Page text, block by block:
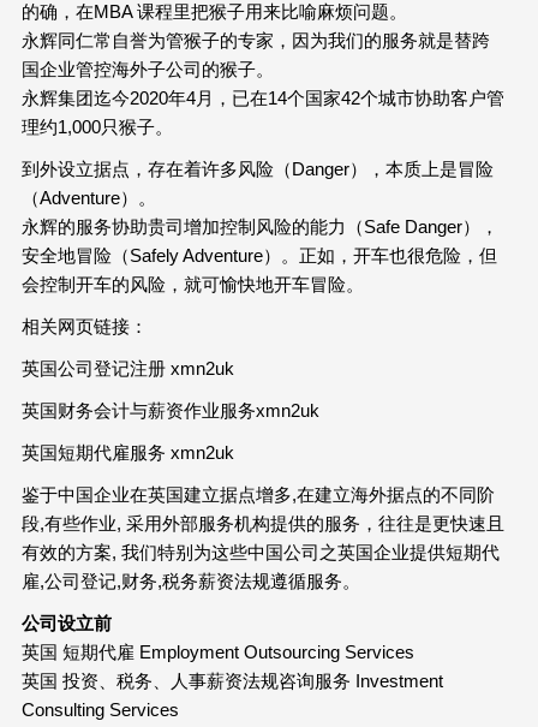
的确，在MBA 课程里把猴子用来比喻麻烦问题。
永辉同仁常自誉为管猴子的专家，因为我们的服务就是替跨
国企业管控海外子公司的猴子。
永辉集团迄今2020年4月，已在14个国家42个城市协助客户管
理约1,000只猴子。
到外设立据点，存在着许多风险（Danger），本质上是冒险
（Adventure）。
永辉的服务协助贵司增加控制风险的能力（Safe Danger），
安全地冒险（Safely Adventure）。正如，开车也很危险，但
会控制开车的风险，就可愉快地开车冒险。
相关网页链接：
英国公司登记注册 xmn2uk
英国财务会计与薪资作业服务xmn2uk
英国短期代雇服务 xmn2uk
鉴于中国企业在英国建立据点增多,在建立海外据点的不同阶
段,有些作业, 采用外部服务机构提供的服务，往往是更快速且
有效的方案, 我们特别为这些中国公司之英国企业提供短期代
雇,公司登记,财务,税务薪资法规遵循服务。
公司设立前
英国 短期代雇 Employment Outsourcing Services
英国 投资、税务、人事薪资法规咨询服务 Investment
Consulting Services